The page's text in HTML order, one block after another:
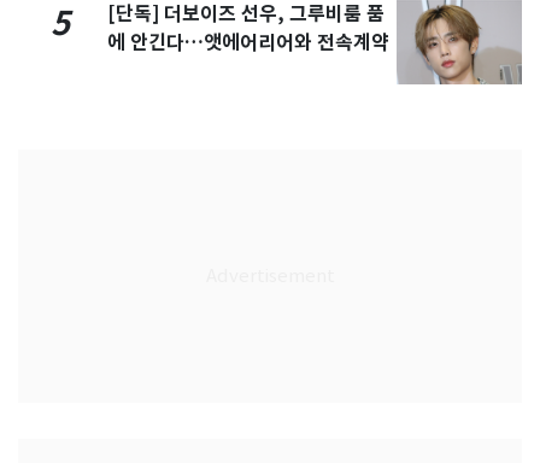
5
[단독] 더보이즈 선우, 그루비룸 품
에 안긴다…앳에어리어와 전속계약